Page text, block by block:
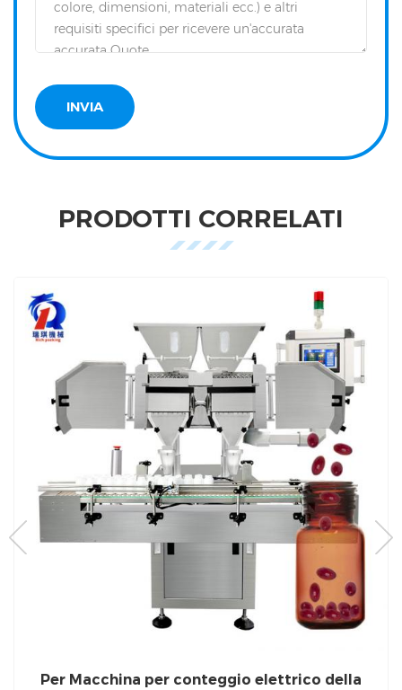
PRODOTTI CORRELATI
Per Macchina per conteggio elettrico della